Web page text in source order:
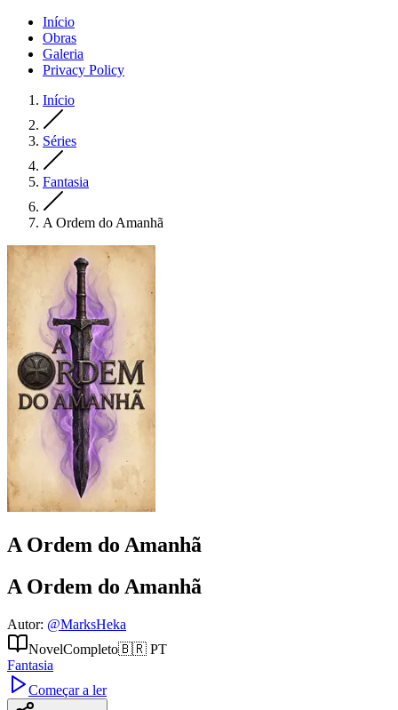
Início
Obras
Galeria
Privacy Policy
Início
Séries
Fantasia
A Ordem do Amanhã
A Ordem do Amanhã
A Ordem do Amanhã
Autor: @MarksHeka
NovelCompleto🇧🇷 PT
Fantasia
Começar a ler